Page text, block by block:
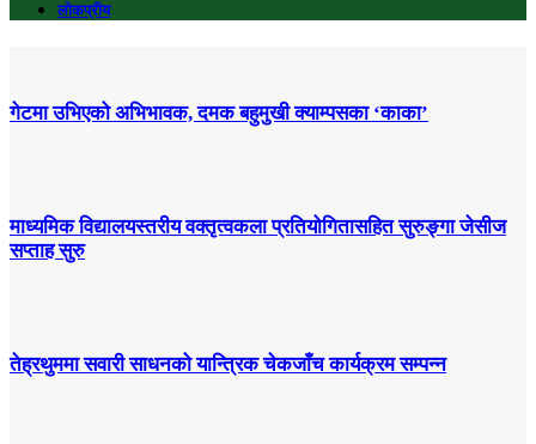
लोकप्रीय
गेटमा उभिएको अभिभावक, दमक बहुमुखी क्याम्पसका ‘काका’
माध्यमिक विद्यालयस्तरीय वक्तृत्वकला प्रतियोगितासहित सुरुङ्गा जेसीज
सप्ताह सुरु
तेह्रथुममा सवारी साधनको यान्त्रिक चेकजाँच कार्यक्रम सम्पन्न